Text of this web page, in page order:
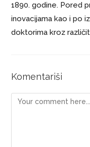
1890. godine. Pored
inovacijama kao i po
doktorima kroz
Komentariši